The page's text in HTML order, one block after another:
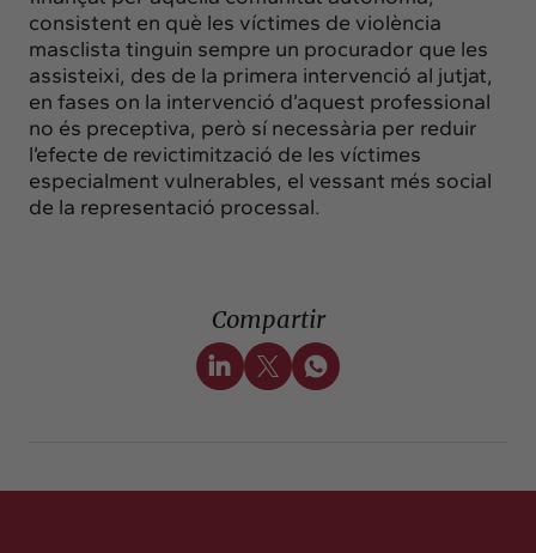
consistent en què les víctimes de violència
masclista tinguin sempre un procurador que les
assisteixi, des de la primera intervenció al jutjat,
en fases on la intervenció d’aquest professional
no és preceptiva, però sí necessària per reduir
l’efecte de revictimització de les víctimes
especialment vulnerables, el vessant més social
de la representació processal.
Compartir